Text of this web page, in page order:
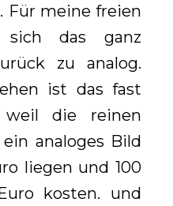
Für meine freien
sich das ganz
zu analog.
ist das fast
weil die reinen
analoges Bild
liegen und 100
kosten. und